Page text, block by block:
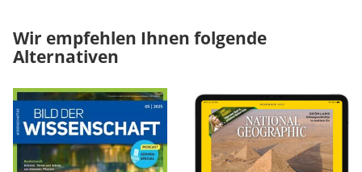
Wir empfehlen Ihnen folgende
Alternativen